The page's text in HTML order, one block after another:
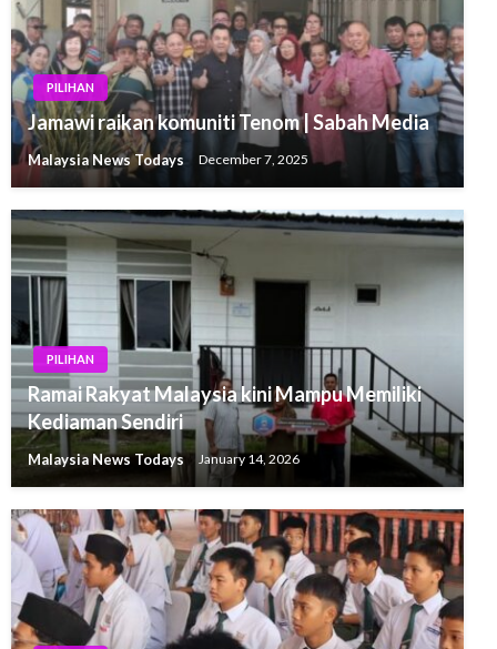
PILIHAN
Jamawi raikan komuniti Tenom | Sabah Media
Malaysia News Todays December 7, 2025
PILIHAN
Ramai Rakyat Malaysia kini Mampu Memiliki
Kediaman Sendiri
Malaysia News Todays January 14, 2026